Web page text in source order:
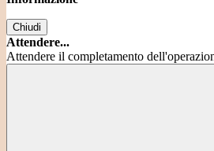
Chiudi
Attendere...
Attendere il completamento